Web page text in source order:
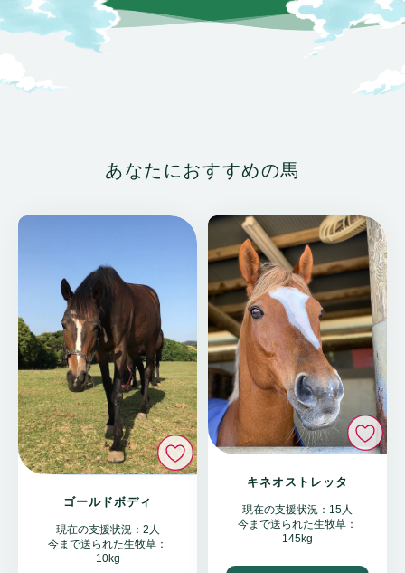
あなたにおすすめの馬
いいね
ゴールドボディ
現在の支援状況：2人
今まで送られた生牧草：
10kg
い
キネオストレッタ
現在の支援状況：15人
今まで送られた生牧草：
145kg